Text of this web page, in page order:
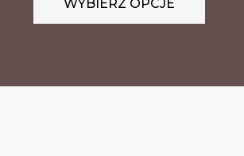
WYBIERZ OPCJE
wybrać